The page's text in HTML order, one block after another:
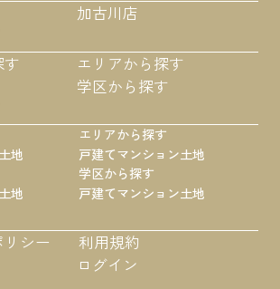
加古川店
す
エリアから探す
学区から探す
土地
土地
エリアから探す
戸建てマンション土地
学区から探す
戸建てマンション土地
シー
利用規約
ログイン